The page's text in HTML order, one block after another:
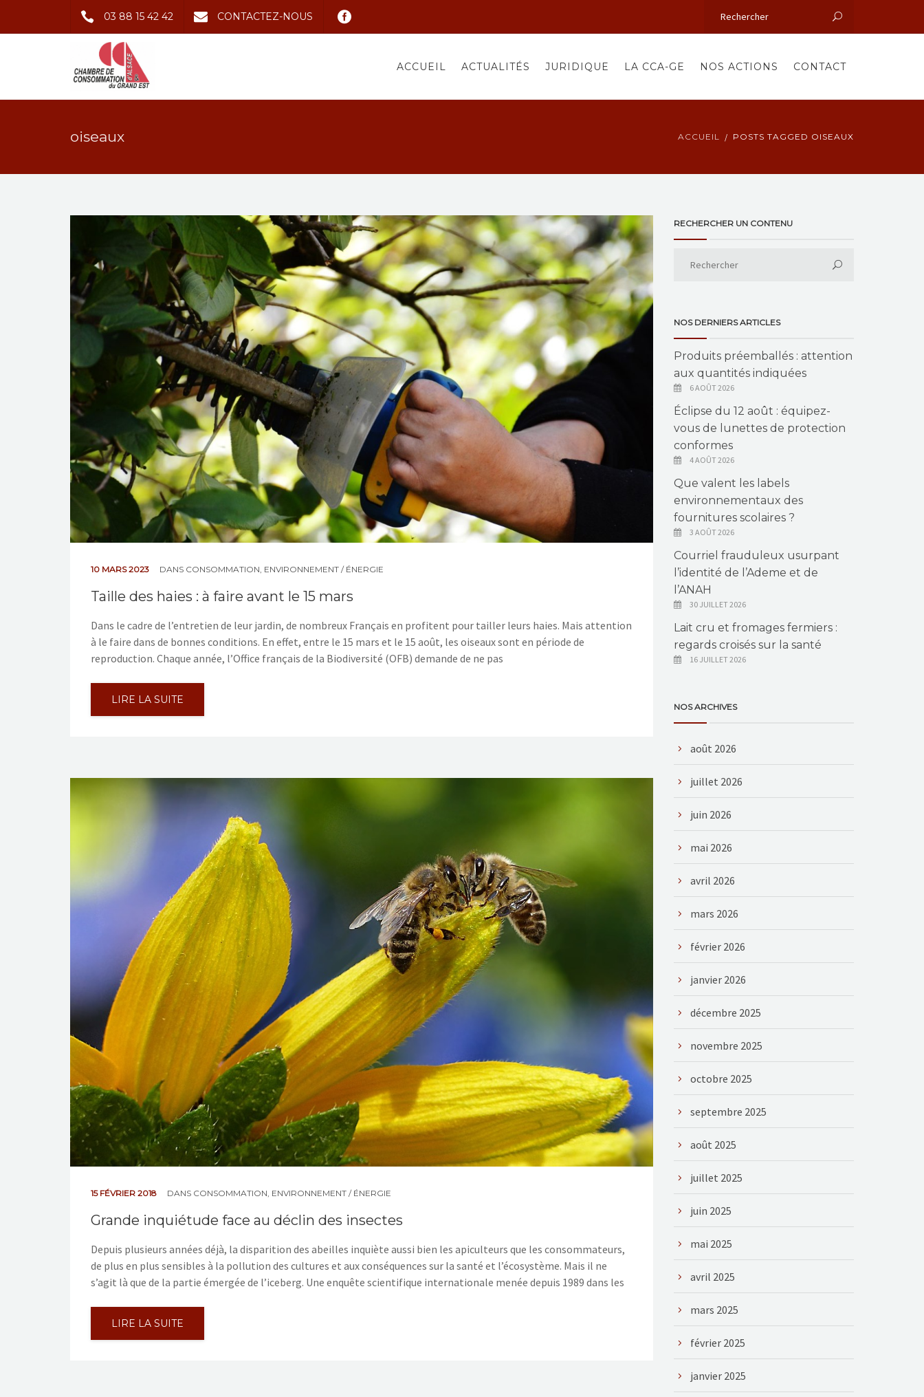
03 88 15 42 42 CONTACTEZ-NOUS
ACCUEIL ACTUALITÉS JURIDIQUE LA CCA-GE NOS ACTIONS CONTACT
oiseaux ACCUEIL POSTS TAGGED OISEAUX
10 MARS 2023 DANS CONSOMMATION ENVIRONNEMENT / ÉNERGIE
Taille des haies : à faire avant le 15 mars
Dans le cadre de l’entretien de leur jardin, de nombreux Français en profitent pour tailler leurs haies. Mais attention
à le faire dans de bonnes conditions. En effet, entre le 15 mars et le 15 août, les oiseaux sont en période de
reproduction. Chaque année, l’Office français de la Biodiversité (OFB) demande de ne pas
LIRE LA SUITE
15 FÉVRIER 2018 DANS CONSOMMATION ENVIRONNEMENT / ÉNERGIE
Grande inquiétude face au déclin des insectes
Depuis plusieurs années déjà, la disparition des abeilles inquiète aussi bien les apiculteurs que les consommateurs,
de plus en plus sensibles à la pollution des cultures et aux conséquences sur la santé et l’écosystème. Mais il ne
s’agit là que de la partie émergée de l’iceberg. Une enquête scientifique internationale menée depuis 1989 dans les
LIRE LA SUITE
RECHERCHER UN CONTENU
NOS DERNIERS ARTICLES
Produits préemballés : attention
aux quantités indiquées
6 AOÛT 2026
Éclipse du 12 août : équipez-
vous de lunettes de protection
conformes
4 AOÛT 2026
Que valent les labels
environnementaux des
fournitures scolaires ?
3 AOÛT 2026
Courriel frauduleux usurpant
l’identité de l’Ademe et de
l’ANAH
30 JUILLET 2026
Lait cru et fromages fermiers :
regards croisés sur la santé
16 JUILLET 2026
NOS ARCHIVES
août 2026
juillet 2026
juin 2026
mai 2026
avril 2026
mars 2026
février 2026
janvier 2026
décembre 2025
novembre 2025
octobre 2025
septembre 2025
août 2025
juillet 2025
juin 2025
mai 2025
avril 2025
mars 2025
février 2025
janvier 2025